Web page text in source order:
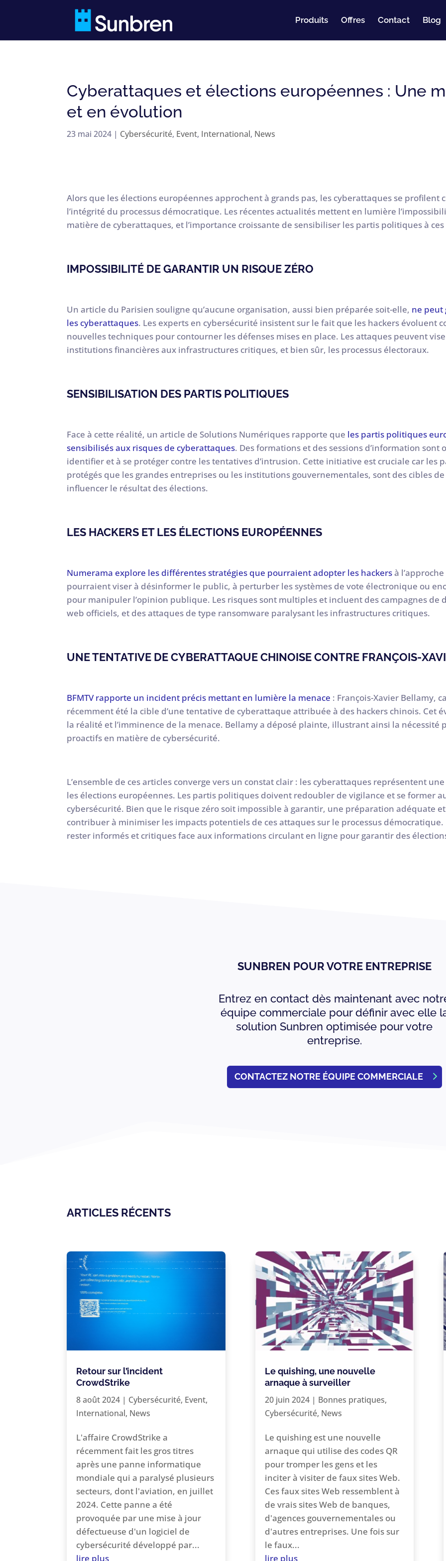
Produits Offres Contact Blog
Cyberattaques et élections européennes : Une
et en évolution
23 mai 2024 | Cybersécurité, Event, International, News
Alors que les élections européennes approchent à grands pas, les cyberattaques se profilent
l’intégrité du processus démocratique. Les récentes actualités mettent en lumière
matière de cyberattaques, et l’importance croissante de sensibiliser les partis politiques à
IMPOSSIBILITÉ DE GARANTIR UN RISQUE ZÉRO
Un article du Parisien souligne qu’aucune organisation, aussi bien préparée soit-elle, ne peut
les cyberattaques. Les experts en cybersécurité insistent sur le fait que les hackers évoluent
nouvelles techniques pour contourner les défenses mises en place. Les attaques peuvent
institutions financières aux infrastructures critiques, et bien sûr, les processus électoraux.
SENSIBILISATION DES PARTIS POLITIQUES
Face à cette réalité, un article de Solutions Numériques rapporte que les partis politiques
sensibilisés aux risques de cyberattaques. Des formations et des sessions d’information
identifier et à se protéger contre les tentatives d’intrusion. Cette initiative est cruciale car les
protégés que les grandes entreprises ou les institutions gouvernementales, sont des cibles
influencer le résultat des élections.
LES HACKERS ET LES ÉLECTIONS EUROPÉENNES
Numerama explore les différentes stratégies que pourraient adopter les hackersà
pourraient viser à désinformer le public, à perturber les systèmes de vote électronique ou
pour manipuler l’opinion publique. Les risques sont multiples et incluent des campagnes de
web officiels, et des attaques de type ransomware paralysant les infrastructures critiques.
UNE TENTATIVE DE CYBERATTAQUE CHINOISE CONTRE FRANÇOIS-
BFMTV rapporte un incident précis mettant en lumière la menace : François-Xavier Bellamy,
récemment été la cible d’une tentative de cyberattaque attribuée à des hackers chinois. Cet
la réalité et l’imminence de la menace. Bellamy a déposé plainte, illustrant ainsi la nécessité
proactifs en matière de cybersécurité.
L’ensemble de ces articles converge vers un constat clair : les cyberattaques représentent
les élections européennes. Les partis politiques doivent redoubler de vigilance et se former
cybersécurité. Bien que le risque zéro soit impossible à garantir, une préparation adéquate
contribuer à minimiser les impacts potentiels de ces attaques sur le processus
rester informés et critiques face aux informations circulant en ligne pour garantir des
SUNBREN POUR VOTRE ENTREPRISE
Entrez en contact dès maintenant avec
équipe commerciale pour définir avec elle
solution Sunbren optimisée pour votre
entreprise.
CONTACTEZ NOTRE ÉQUIPE COMMERCIALE
ARTICLES RÉCENTS
Retour sur l’incident
CrowdStrike
8 août 2024 | Cybersécurité, Event,
International, News
L'affaire CrowdStrike a
récemment fait les gros titres
après une panne informatique
mondiale qui a paralysé plusieurs
secteurs, dont l'aviation, en juillet
2024. Cette panne a été
provoquée par une mise à jour
défectueuse d'un logiciel de
cybersécurité développé par...
lire plus
Le quishing, une nouvelle
arnaque à surveiller
20 juin 2024| Bonnes pratiques,
Cybersécurité, News
Le quishing est une nouvelle
arnaque qui utilise des codes QR
pour tromper les gens et les
inciter à visiter de faux sites Web.
Ces faux sites Web ressemblent à
de vrais sites Web de banques,
d'agences gouvernementales ou
d'autres entreprises. Une fois sur
le faux...
lire plus